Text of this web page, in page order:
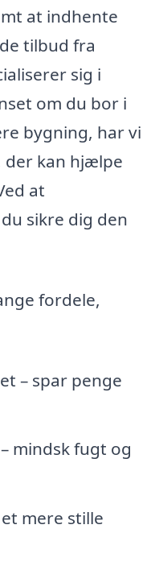
at indhente
tilbud fra
sig i
om du bor i
bygning, har vi
der kan hjælpe
at
sikre dig den
fordele,
– spar penge
mindsk fugt og
mere stille